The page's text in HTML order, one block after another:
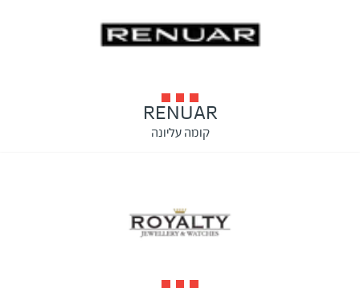
RENUAR
קומה עליונה